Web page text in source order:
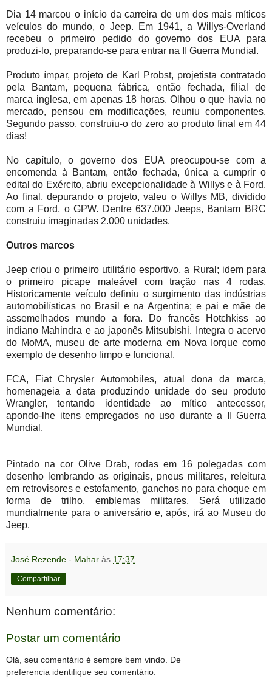
Dia 14 marcou o início da carreira de um dos mais míticos
veículos do mundo, o Jeep. Em 1941, a Willys-Overland
recebeu o primeiro pedido do governo dos EUA para
produzi-lo, preparando-se para entrar na II Guerra Mundial.
Produto ímpar, projeto de Karl Probst, projetista contratado
pela Bantam, pequena fábrica, então fechada, filial de
marca inglesa, em apenas 18 horas. Olhou o que havia no
mercado, pensou em modificações, reuniu componentes.
Segundo passo, construiu-o do zero ao produto final em 44
dias!
No capítulo, o governo dos EUA preocupou-se com a
encomenda à Bantam, então fechada, única a cumprir o
edital do Exército, abriu excepcionalidade à Willys e à Ford.
Ao final, depurando o projeto, valeu o Willys MB, dividido
com a Ford, o GPW. Dentre 637.000 Jeeps, Bantam BRC
construiu imaginadas 2.000 unidades.
Outros marcos
Jeep criou o primeiro utilitário esportivo, a Rural; idem para
o primeiro picape maleável com tração nas 4 rodas.
Historicamente veículo definiu o surgimento das indústrias
automobilísticas no Brasil e na Argentina; e pai e mãe de
assemelhados mundo a fora. Do francês Hotchkiss ao
indiano Mahindra e ao japonês Mitsubishi. Integra o acervo
do MoMA, museu de arte moderna em Nova Iorque como
exemplo de desenho limpo e funcional.
FCA, Fiat Chrysler Automobiles, atual dona da marca,
homenageia a data produzindo unidade do seu produto
Wrangler, tentando identidade ao mítico antecessor,
apondo-lhe itens empregados no uso durante a II Guerra
Mundial.
Pintado na cor Olive Drab, rodas em 16 polegadas com
desenho lembrando as originais, pneus militares, releitura
em retrovisores e estofamento, ganchos no para choque em
forma de trilho, emblemas militares. Será utilizado
mundialmente para o aniversário e, após, irá ao Museu do
Jeep.
José Rezende - Mahar às 17:37
Compartilhar
Nenhum comentário:
Postar um comentário
Olá, seu comentário é sempre bem vindo. De
preferencia identifique seu comentário.